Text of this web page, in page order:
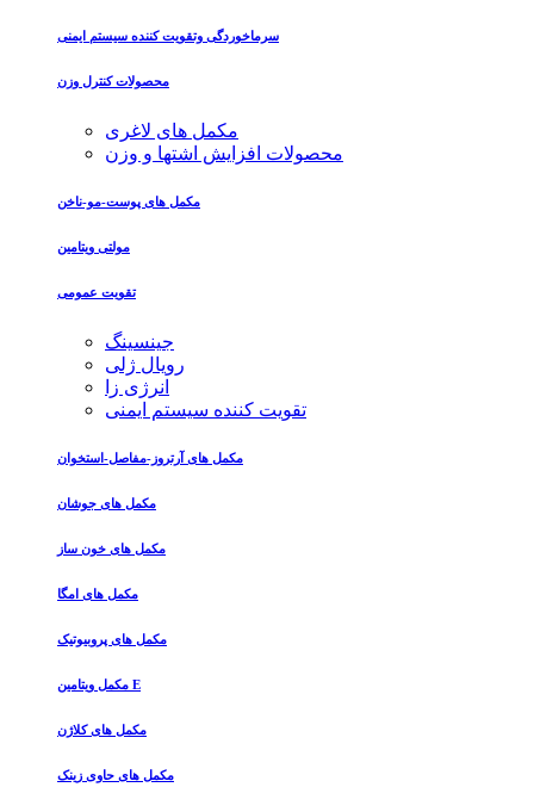
سرماخوردگی وتقویت کننده سیستم ایمنی
محصولات کنترل وزن
مکمل های لاغری
محصولات افزایش اشتها و وزن
مکمل های پوست-مو-ناخن
مولتی ویتامین
تقویت عمومی
جینسینگ
رویال ژلی
انرژی زا
تقویت کننده سیستم ایمنی
مکمل های آرتروز-مفاصل-استخوان
مکمل های جوشان
مکمل های خون ساز
مکمل های امگا
مکمل های پروبیوتیک
مکمل ویتامین E
مکمل های کلاژن
مکمل های حاوی زینک